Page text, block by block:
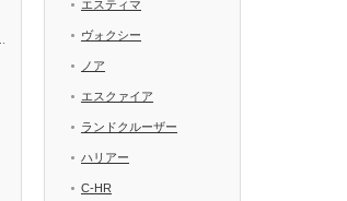
エスティマ
ヴォクシー
ノア
エスクァイア
ランドクルーザー
ハリアー
C-HR